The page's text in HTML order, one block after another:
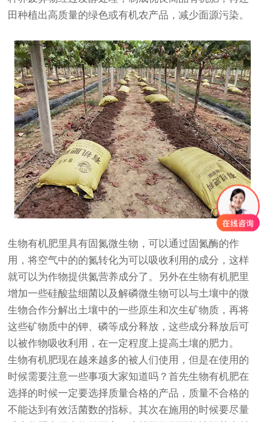
田种植出高质量的绿色或有机农产品，减少面源污染。
生物有机肥里具有固氮微生物，可以通过固氮酶的作
用，将空气中的的氮转化为可以吸收利用的成分，这样
就可以为作物提供氮营养成分了。另外在生物有机肥里
增加一些硅酸盐细菌以及解磷微生物可以与土壤中的微
生物合作分解出土壤中的一些原生和次生矿物质，再将
这些矿物质中的钾、磷等成分释放，这些成分释放后可
以被作物吸收利用，在一定程度上提高土壤的肥力。
生物有机肥现在越来越多的被人们使用，但是在使用的
时候需要注意一些事项大家知道吗？首先生物有机肥在
选择的时候一定要选择质量合格的产品，质量不合格的
不能达到有效活菌数的指标。其次在施用的时候要尽量